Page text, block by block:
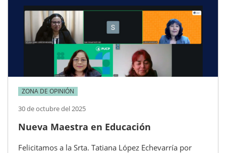
ZONA DE OPINIÓN
30 de octubre del 2025
Nueva Maestra en Educación
Felicitamos a la Srta. Tatiana López Echevarría por